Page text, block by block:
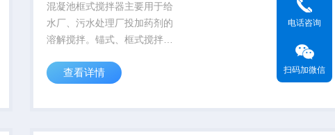
混凝池框式搅拌器主要用于给
水厂、污水处理厂投加药剂的
溶解搅拌。锚式、框式搅拌器
器，该种搅拌器的叶轮桨径对
的物理学性质、容量、搅拌目
查看详情
电话咨询
扫码加微信